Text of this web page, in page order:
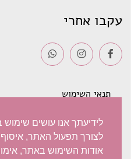
עקבו אחרי
תנאי השימוש
משלוחים
מדיניות פרטיות
לצורך תפעול האתר, איסוף
אודות השימוש באתר,